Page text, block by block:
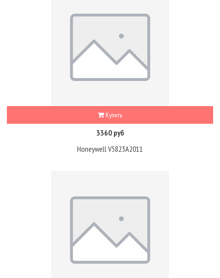
Купить
3360 руб
Honeywell V5823A2011